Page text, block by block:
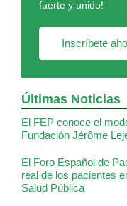
fuerte y unido!
Inscríbete
Últimas Noticias
El FEP conoce el
Fundación Jérôme
El Foro Español de
real de los pacientes
Salud Pública